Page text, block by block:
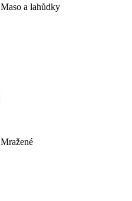
Maso a lahůdky
Mražené